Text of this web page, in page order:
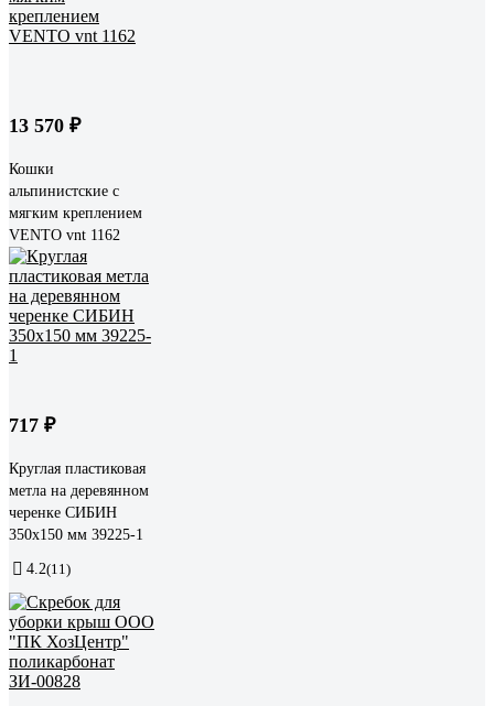
13 570 ₽
Кошки
альпинистские с
мягким креплением
VENTO vnt 1162
717 ₽
Круглая пластиковая
метла на деревянном
черенке СИБИН
350x150 мм 39225-1
4.2(11)